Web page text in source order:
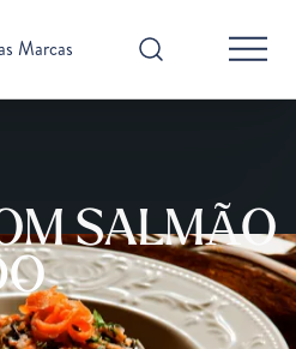
Marcas
SALMÃO